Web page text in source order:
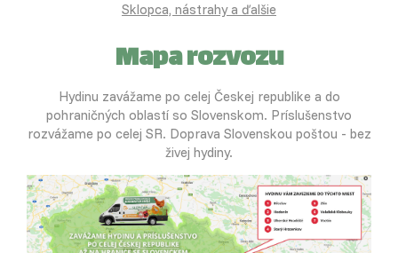
Sklopca, nástrahy a ďalšie
Mapa rozvozu
Hydinu zavážame po celej Českej republike a do
pohraničných oblastí so Slovenskom. Príslušenstvo
rozvážame po celej SR. Doprava Slovenskou poštou - bez
živej hydiny.